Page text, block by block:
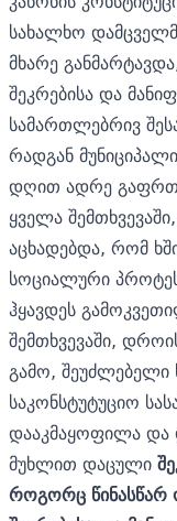
სახალხო
მხარე
შეკრებისა და
სამართლებრივ
რადგან
დღით ადრე
ყველა
აცხადებდა, რომ
სოციალური
ჰყავდეს
შემთხვევაში,
გამო, შეუძლებელი
საკონსტუტუციო
დააკმაყოფილა და
მუხლით დაცული
როგორც წინასწარ